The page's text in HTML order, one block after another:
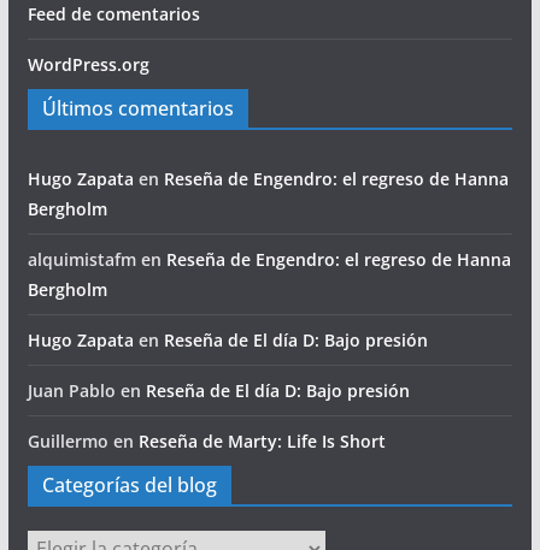
Feed de comentarios
WordPress.org
Últimos comentarios
Hugo Zapata en Reseña de Engendro: el regreso de Hanna
Bergholm
alquimistafmen Reseña de Engendro: el regreso de Hanna
Bergholm
Hugo Zapata en Reseña de El día D: Bajo presión
Juan Pablo en Reseña de El día D: Bajo presión
Guillermo en Reseña de Marty: Life Is Short
Categorías del blog
Categorías